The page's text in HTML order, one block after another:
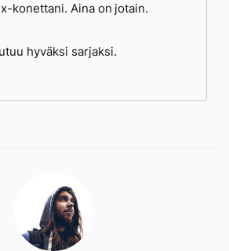
konettani. Aina on jotain.
hyväksi sarjaksi.